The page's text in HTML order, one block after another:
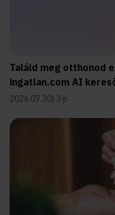
Találd meg otthonod
ingatlan.com AI
2026.07.30 3 p